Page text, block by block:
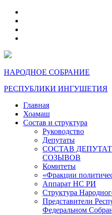
НАРОДНОЕ СОБРАНИЕ
РЕСПУБЛИКИ ИНГУШЕТИЯ
Главная
Хоамаш
Состав и структура
Руководство
Депутаты
СОСТАВ
СОЗЫВОВ
Комитеты
«Фракции
Аппарат НС РИ
Структура
Представители
Федеральном